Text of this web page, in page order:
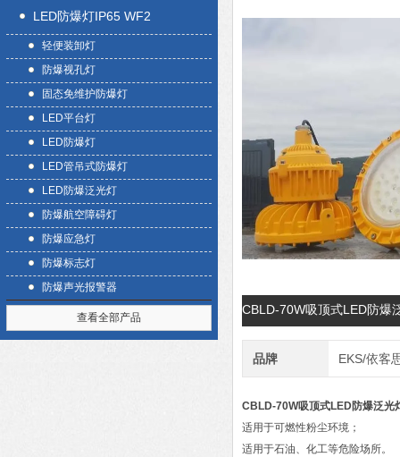
LED防爆灯IP65 WF2
轻便装卸灯
防爆视孔灯
固态免维护防爆灯
LED平台灯
LED防爆灯
LED管吊式防爆灯
LED防爆泛光灯
防爆航空障碍灯
防爆应急灯
防爆标志灯
防爆声光报警器
查看全部产品
CBLD-70W吸顶式LED防爆
品牌 EKS/依客
CBLD-70W吸顶式LED防爆泛光
适用于可燃性粉尘环境；
适用于石油、化工等危险场所。